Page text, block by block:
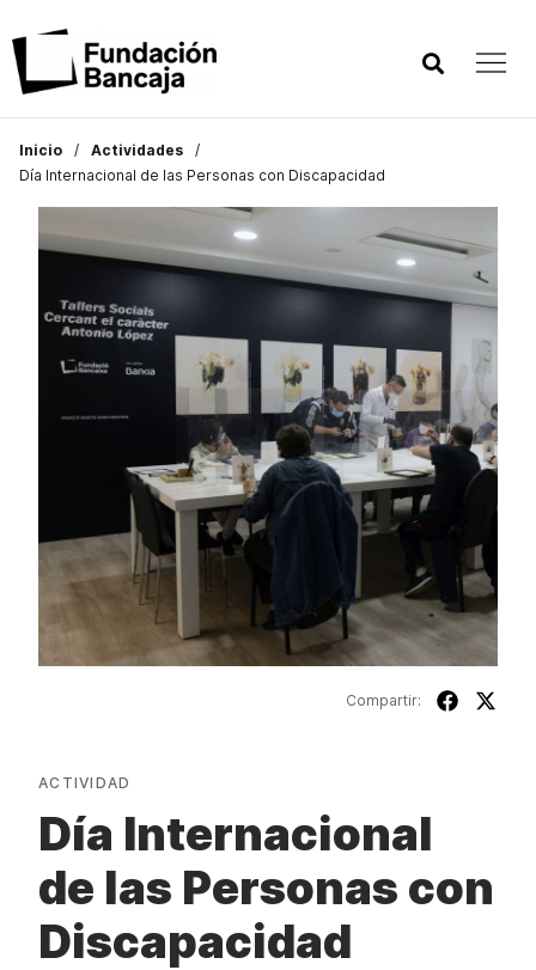
Inicio
Actividades
Día Internacional de las Personas con Discapacidad
Compartir:
ACTIVIDAD
Día Internacional
de las Personas con
Discapacidad